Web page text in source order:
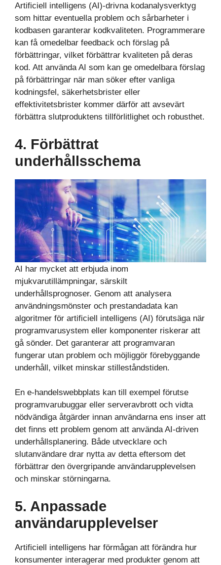
Artificiell intelligens (AI)-drivna kodanalysverktyg
som hittar eventuella problem och sårbarheter i
kodbasen garanterar kodkvaliteten. Programmerare
kan få omedelbar feedback och förslag på
förbättringar, vilket förbättrar kvaliteten på deras
kod. Att använda AI som kan ge omedelbara förslag
på förbättringar när man söker efter vanliga
kodningsfel, säkerhetsbrister eller
effektivitetsbrister kommer därför att avsevärt
förbättra slutproduktens tillförlitlighet och robusthet.
4. Förbättrat
underhållsschema
AI har mycket att erbjuda inom
mjukvarutillämpningar, särskilt
underhållsprognoser. Genom att analysera
användningsmönster och prestandadata kan
algoritmer för artificiell intelligens (AI) förutsäga när
programvarusystem eller komponenter riskerar att
gå sönder. Det garanterar att programvaran
fungerar utan problem och möjliggör förebyggande
underhåll, vilket minskar stilleståndstiden.
En e-handelswebbplats kan till exempel förutse
programvarubuggar eller serveravbrott och vidta
nödvändiga åtgärder innan användarna ens inser att
det finns ett problem genom att använda AI-driven
underhållsplanering. Både utvecklare och
slutanvändare drar nytta av detta eftersom det
förbättrar den övergripande användarupplevelsen
och minskar störningarna.
5. Anpassade
användarupplevelser
Artificiell intelligens har förmågan att förändra hur
konsumenter interagerar med produkter genom att